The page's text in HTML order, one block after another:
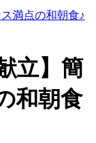
満点の和朝食♪
立】簡
和朝食